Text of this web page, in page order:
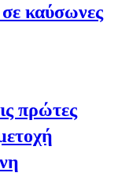
καύσωνες
πρώτες